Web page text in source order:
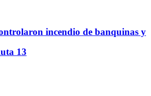
incendio de banquinas y
13